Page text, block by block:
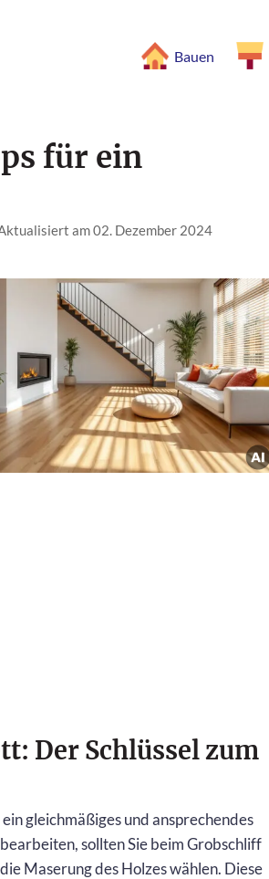
Bauen
für ein
am 02. Dezember 2024
Der Schlüssel zum
gleichmäßiges und ansprechendes
sollten Sie beim Grobschliff
Maserung des Holzes wählen. Diese